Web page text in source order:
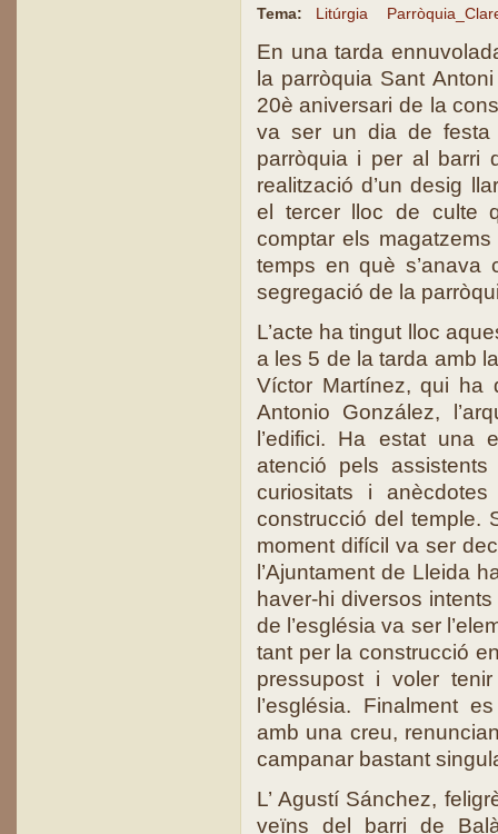
Tema:
Litúrgia
En una tarda
la parròquia Sant
20è aniversari de la
va ser un dia de festa
parròquia i per al barri
realització d’un desig
el tercer lloc de culte
comptar els
temps en què s’anava
segregació de la
L’acte ha tingut lloc
a les 5 de la tarda amb
Víctor Martínez, qui ha
Antonio González,
l’edifici. Ha estat una
atenció pels
curiositats i
construcció del temple.
moment difícil va ser
l’Ajuntament de Lleida
haver-hi diversos
de l’església va ser
tant per la construcció
pressupost i voler
l’església. Finalment
amb una creu,
campanar bastant
L’ Agustí Sánchez,
veïns del barri de